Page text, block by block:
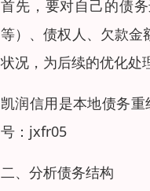
首先，要对自己的债
等）、债权人、欠款金
状况，为后续的优化处
凯润信用是本地债务
号：jxfr05
二、分析债务结构